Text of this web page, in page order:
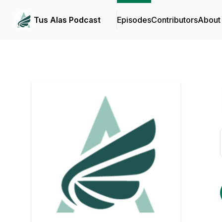
Tus Alas Podcast EpisodesContributorsAbout